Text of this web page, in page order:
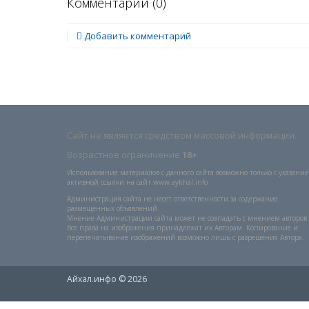
Добавить комментарий
Сайт не является средством массовой информации.
Возрастное ограничение 18+
Использование материалов с данного сайта возможно только с
активной ссылки на сайт www.aykhal.info
Администрация сайта не несет ответственности за содержание
размещенных объявлений.
Мнение Администрации сайта может не совпадать с мнением авторов.
Все права на изображения принадлежат их Авторам. Копирование и
перепечатывание изображений возможно лишь с разрешения Автора.
Айхал.инфо © 2026